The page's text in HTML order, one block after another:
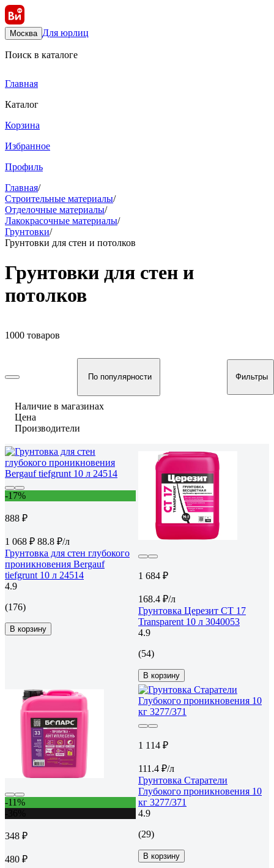
Москва Для юрлиц
Поиск в каталоге
Главная
Каталог
Корзина
Избранное
Профиль
Главная/
Строительные материалы/
Отделочные материалы/
Лакокрасочные материалы/
Грунтовки/
Грунтовки для стен и потолков
Грунтовки для стен и
потолков
1000 товаров
По популярности Фильтры
Наличие в магазинах
Цена
Производители
-17%
888 ₽
1 068 ₽ 88.8 ₽/л
Грунтовка для стен глубокого
проникновения Bergauf
tiefgrunt 10 л 24514
4.9
(176)
В корзину
1 684 ₽
168.4 ₽/л
Грунтовка Церезит CT 17
Transparent 10 л 3040053
4.9
(54)
В корзину
-11%
348 ₽
480 ₽
1 114 ₽
111.4 ₽/л
Грунтовка Старатели
Глубокого проникновения 10
кг 3277/371
4.9
(29)
В корзину